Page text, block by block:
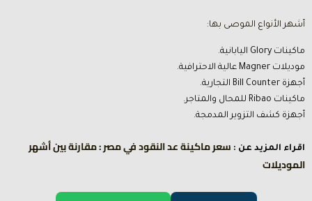
أشهر الأنواع الموصى بها:
ماكينات Glory اليابانية.
موديلات Magner عالية الاحترافية.
أجهزة Bill Counter التجارية.
ماكينات Ribao للمحال والمتاجر.
أجهزة كشف التزوير المدمجة.
اقراء المزيد عن : سعر ماكينة عد النقود في مصر : مقارنة بين أشهر
الموديلات